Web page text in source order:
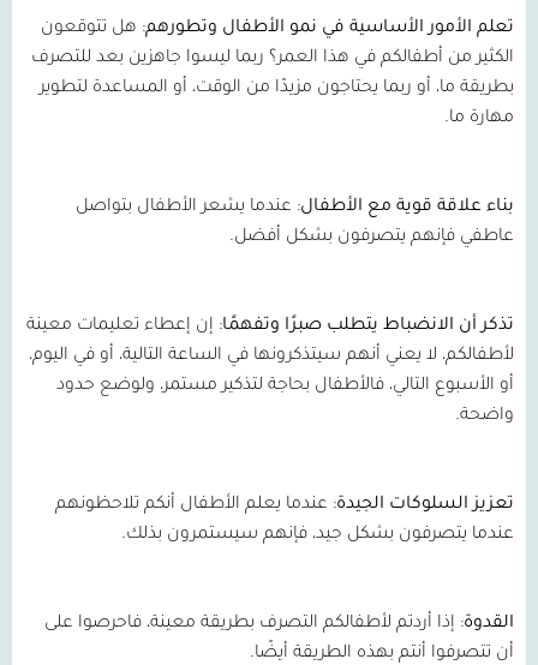
تعلم الأمور الأساسية في نمو الأطفال وتطورهم: هل تتوقعون
الكثير من أطفالكم في هذا العمر؟ ربما ليسوا جاهزين بعد للتصرف
بطريقة ما، أو ربما يحتاجون مزيدًا من الوقت، أو المساعدة لتطوير
مهارة ما.
بناء علاقة قوية مع الأطفال: عندما يشعر الأطفال بتواصل
عاطفي فإنهم يتصرفون بشكل أفضل.
تذكر أن الانضباط يتطلب صبرًا وتفهمًا: إن إعطاء تعليمات معينة
لأطفالكم، لا يعني أنهم سيتذكرونها في الساعة التالية، أو في اليوم،
أو الأسبوع التالي، فالأطفال بحاجة لتذكير مستمر، ولوضع حدود
واضحة.
تعزيز السلوكات الجيدة: عندما يعلم الأطفال أنكم تلاحظونهم
عندما يتصرفون بشكل جيد، فإنهم سيستمرون بذلك.
القدوة: إذا أردتم لأطفالكم التصرف بطريقة معينة، فاحرصوا على
أن تتصرفوا أنتم بهذه الطريقة أيضًا.